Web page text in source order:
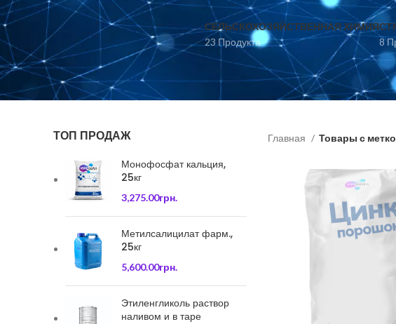
СЕЛЬСКОХОЗЯЙСТВЕННАЯ ХИМИЯ
23 Продукта
8
ТОП ПРОДАЖ
Монофосфат кальция,
25кг
3,275.00грн.
Метилсалицилат фарм.,
25кг
5,600.00грн.
Этиленгликоль раствор
наливом и в таре
Главная Товары с